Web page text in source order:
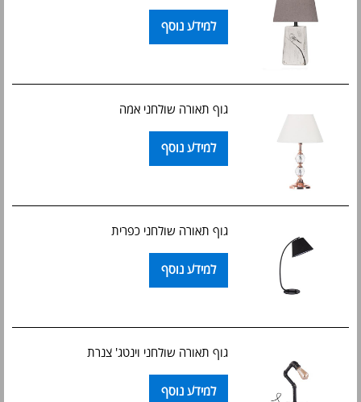
למידע נוסף
גוף תאורה שולחני אמה
למידע נוסף
גוף תאורה שולחני כפרית
למידע נוסף
גוף תאורה שולחני וינטג' צנרת
למידע נוסף